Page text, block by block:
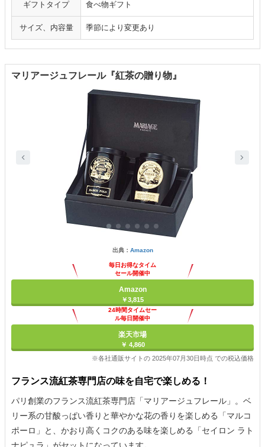
ギフトタイプ 食べ物ギフト
サイズ、内容量 季節により変更あり
マリアージュフレール『紅茶の贈り物』
出典： Amazon
毎日お得なタイム
セール開催中
Amazon
￥3,815
24時間タイムセー
ル毎日開催中
楽天市場
￥ 4,860
※各社通販サイトの 2025年07月30日時点 での税込価格
フランス流紅茶専門店の味を自宅で楽しめる！
パリ創業のフランス流紅茶専門店「マリアージュフレール」。ベ
リー系の甘酸っぱい香りと華やかな花の香りを楽しめる「マルコ
ポーロ」と、かおり高くコクのある味を楽しめる「セイロン ラト